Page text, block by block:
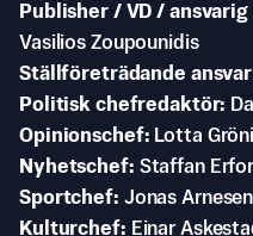
Publisher / VD /
Vasilios Zoupounidis
Ställföreträdande
Politisk chefredaktör
Opinionschef
Lotta
Nyhetschef Staffan
Sportchef Jonas Arnesen
Kulturchef
Einar